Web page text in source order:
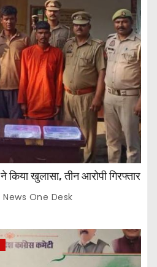
किया खुलासा, तीन आरोपी गिरफ्तार
News One Desk